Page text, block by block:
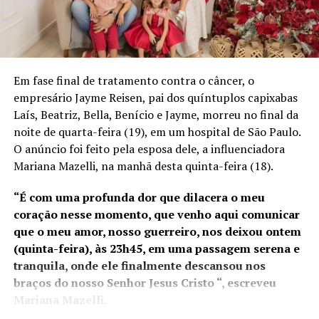
2025. No ano passado, os
portos capixabas
movimentaram R$ 35
bilhões em mercadorias e a
possível transferência da
Alfândega para o Rio de
Janeiro pode gerar
prejuízos à competitividade
do estado”, afirmou o
presidente da Assembleia
Legislativa.
Diante desses números e da relevância da alfândega para
Em fase final de tratamento contra o câncer, o
empresário Jayme Reisen, pai dos quíntuplos capixabas
Laís, Beatriz, Bella, Benício e Jayme, morreu no final da
noite de quarta-feira (19), em um hospital de São Paulo.
O anúncio foi feito pela esposa dele, a influenciadora
Mariana Mazelli, na manhã desta quinta-feira (18).
“É com uma profunda dor que dilacera o meu
coração nesse momento, que venho aqui comunicar
que o meu amor, nosso guerreiro, nos deixou ontem
(quinta-feira), às 23h45, em uma passagem serena e
tranquila, onde ele finalmente descansou nos
braços do nosso Senhor Jesus Cristo “, escreveu
Mariana Mazelli.